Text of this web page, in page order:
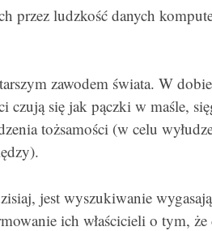
przez ludzkość danych
zawodem świata. W dobie
czują się jak pączki w maśle,
tożsamości (w celu
jest wyszukiwanie
ich właścicieli o tym, że